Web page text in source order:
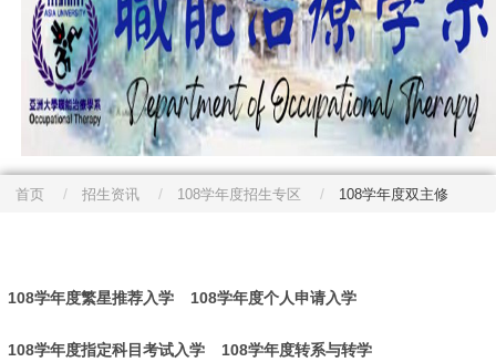
首页 招生资讯 108学年度招生专区 108学年度双主修
108学年度繁星推荐入学 108学年度个人申请入学
108学年度指定科目考试入学 108学年度转系与转学